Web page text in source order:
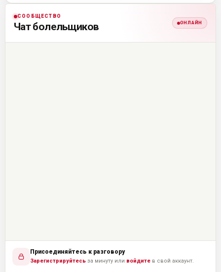
СООБЩЕСТВО
Чат болельщиков ОНЛАЙН
Присоединяйтесь к разговору
Зарегистрируйтесь за минуту или войдите в свой аккаунт.